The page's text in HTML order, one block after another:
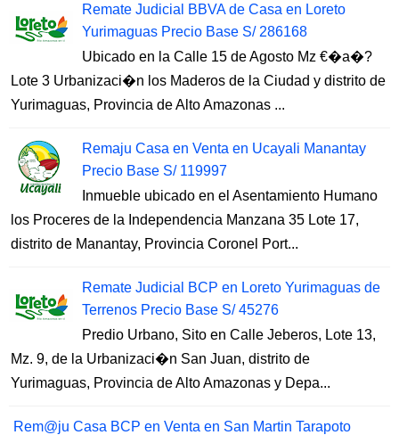
Remate Judicial BBVA de Casa en Loreto
Yurimaguas Precio Base S/ 286168
Ubicado en la Calle 15 de Agosto Mz €�a�?
Lote 3 Urbanizaci�n los Maderos de la Ciudad y distrito de
Yurimaguas, Provincia de Alto Amazonas ...
Remaju Casa en Venta en Ucayali Manantay
Precio Base S/ 119997
Inmueble ubicado en el Asentamiento Humano
los Proceres de la Independencia Manzana 35 Lote 17,
distrito de Manantay, Provincia Coronel Port...
Remate Judicial BCP en Loreto Yurimaguas de
Terrenos Precio Base S/ 45276
Predio Urbano, Sito en Calle Jeberos, Lote 13,
Mz. 9, de la Urbanizaci�n San Juan, distrito de
Yurimaguas, Provincia de Alto Amazonas y Depa...
Rem@ju Casa BCP en Venta en San Martin Tarapoto